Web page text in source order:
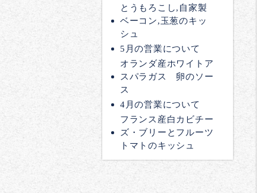
とうもろこし,自家製
ベーコン,玉葱のキッ
シュ
5月の営業について
オランダ産ホワイトア
スパラガス 卵のソー
ス
4月の営業について
フランス産白カビチー
ズ・ブリーとフルーツ
トマトのキッシュ